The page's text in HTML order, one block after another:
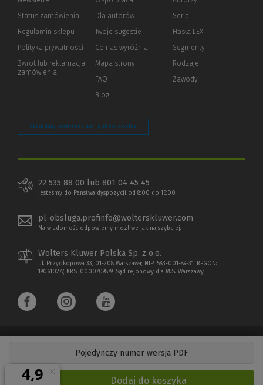
Pojedynczy numer wersja PDF
Dodaj do koszyka
Status zamówienia
Regulamin sklepu
Polityka prywatności (Nowe
(Link
innej
Zwrot lub reklamacja
zamówienia
Dla autorów(Nowe
(Link
innej
Twoje sugestie
Co nas wyróżnia
Mapa strony
FAQ
Blog
Serie
Hasła LEX
Segmenty
Rodzaje
Zawody
Zarządzaj preferencjami plików cookie
22 535 88 00 lub 801 04 45 45
Jesteśmy do Państwa dyspozycji od 8:00 do 16:00
pl-obsluga.profinfo@wolterskluwer.com
Na wiadomość odpowiemy możliwe jak najszybciej.
Wolters Kluwer Polska Sp. z o.o.
ul. Przyokopowa 33, 01-208 Warszawa; NIP: 583-001-89-31, REGON:
190610277, KRS: 0000709879, Sąd rejonowy dla M.S. Warszawy
Copyright 1997 - 2026 Wolters Kluwer Polska Sp. z o.o.